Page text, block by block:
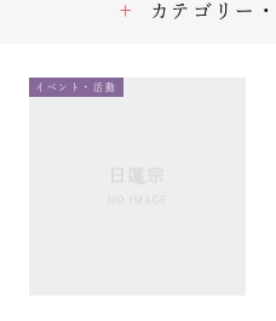
イベント・活動
カテゴリー